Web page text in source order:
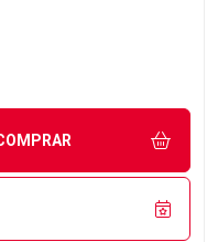
UMA UNIDADE